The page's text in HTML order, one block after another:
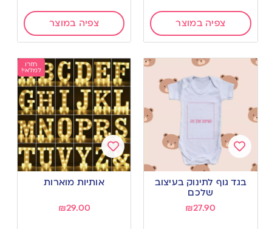
צפיה במוצר צפיה במוצר
to
wishlist
בגד גוף לתינוק בעיצוב
שלכם
₪27.90
חזרו
למלאי!
Add
wishlist
אותיות מוארות
₪29.00